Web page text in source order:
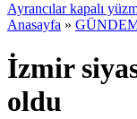
Ayrancılar kapalı
Anasayfa »
İzmir
oldu